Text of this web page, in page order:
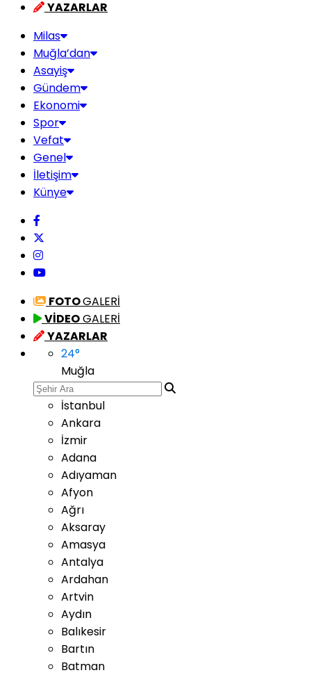
YAZARLAR
Milas
Muğla’dan
Asayiş
Gündem
Ekonomi
Spor
Vefat
Genel
İletişim
Künye
FOTOGALERİ
VİDEOGALERİ
YAZARLAR
24°
Muğla
İstanbul
Ankara
İzmir
Adana
Adıyaman
Afyon
Ağrı
Aksaray
Amasya
Antalya
Ardahan
Artvin
Aydın
Balıkesir
Bartın
Batman